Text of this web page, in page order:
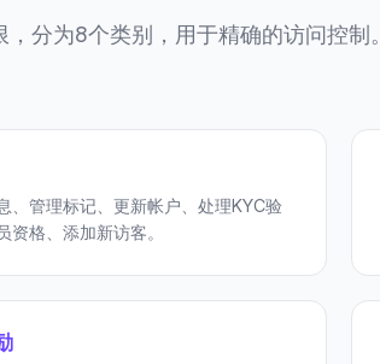
分为8个类别，用于精确的访问控制。
、管理标记、更新帐户、处理KYC验
资格、添加新访客。